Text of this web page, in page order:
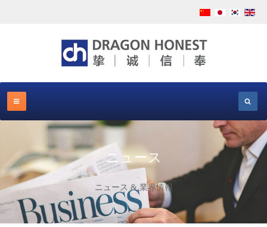
ニュース
ニュース & 業界情報